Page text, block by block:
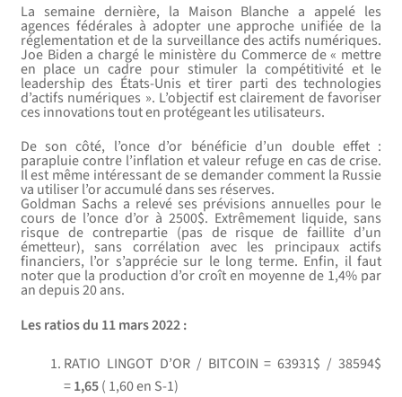
La semaine dernière, la Maison Blanche a appelé les
agences fédérales à adopter une approche unifiée de la
réglementation et de la surveillance des actifs numériques.
Joe Biden a chargé le ministère du Commerce de « mettre
en place un cadre pour stimuler la compétitivité et le
leadership des États-Unis et tirer parti des technologies
d’actifs numériques ». L’objectif est clairement de favoriser
ces innovations tout en protégeant les utilisateurs.
De son côté, l’once d’or bénéficie d’un double effet :
parapluie contre l’inflation et valeur refuge en cas de crise.
Il est même intéressant de se demander comment la Russie
va utiliser l’or accumulé dans ses réserves.
Goldman Sachs a relevé ses prévisions annuelles pour le
cours de l’once d’or à 2500$. Extrêmement liquide, sans
risque de contrepartie (pas de risque de faillite d’un
émetteur), sans corrélation avec les principaux actifs
financiers, l’or s’apprécie sur le long terme. Enfin, il faut
noter que la production d’or croît en moyenne de 1,4% par
an depuis 20 ans.
Les ratios du 11 mars 2022 :
RATIO LINGOT D’OR / BITCOIN = 63931$ / 38594$
=1,65( 1,60 en S-1)